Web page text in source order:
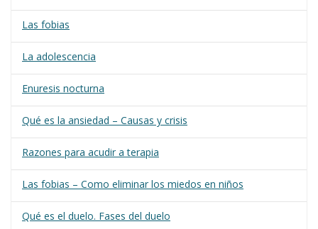
Las fobias
La adolescencia
Enuresis nocturna
Qué es la ansiedad – Causas y crisis
Razones para acudir a terapia
Las fobias – Como eliminar los miedos en niños
Qué es el duelo. Fases del duelo